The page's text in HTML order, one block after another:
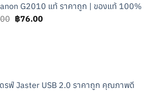
was:
฿50.00.
is:
฿30.00.
G2010 แท้ ราคาถูก | ของแท้ 100%
Original
฿76.00Current
รฟ์ Jaster USB 2.0 ราคาถูก คุณภาพดี